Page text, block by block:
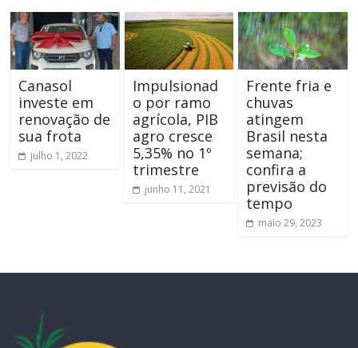
Canasol
investe em
renovação de
sua frota
julho 1, 2022
Impulsionad
o por ramo
agrícola, PIB
agro cresce
5,35% no 1º
trimestre
junho 11, 2021
Frente fria e
chuvas
atingem
Brasil nesta
semana;
confira a
previsão do
tempo
maio 29, 2023